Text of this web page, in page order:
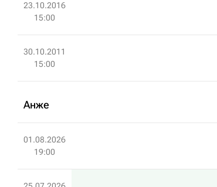
23.10.2016
15:00
30.10.2011
15:00
Анже
01.08.2026
19:00